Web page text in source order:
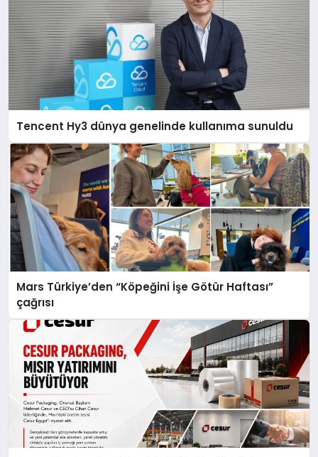
Tencent Hy3 dünya genelinde kullanıma sunuldu
Mars Türkiye’den “Köpeğini İşe Götür Haftası”
çağrısı